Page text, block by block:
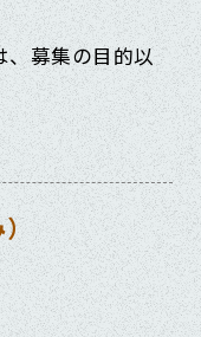
募集の目的以